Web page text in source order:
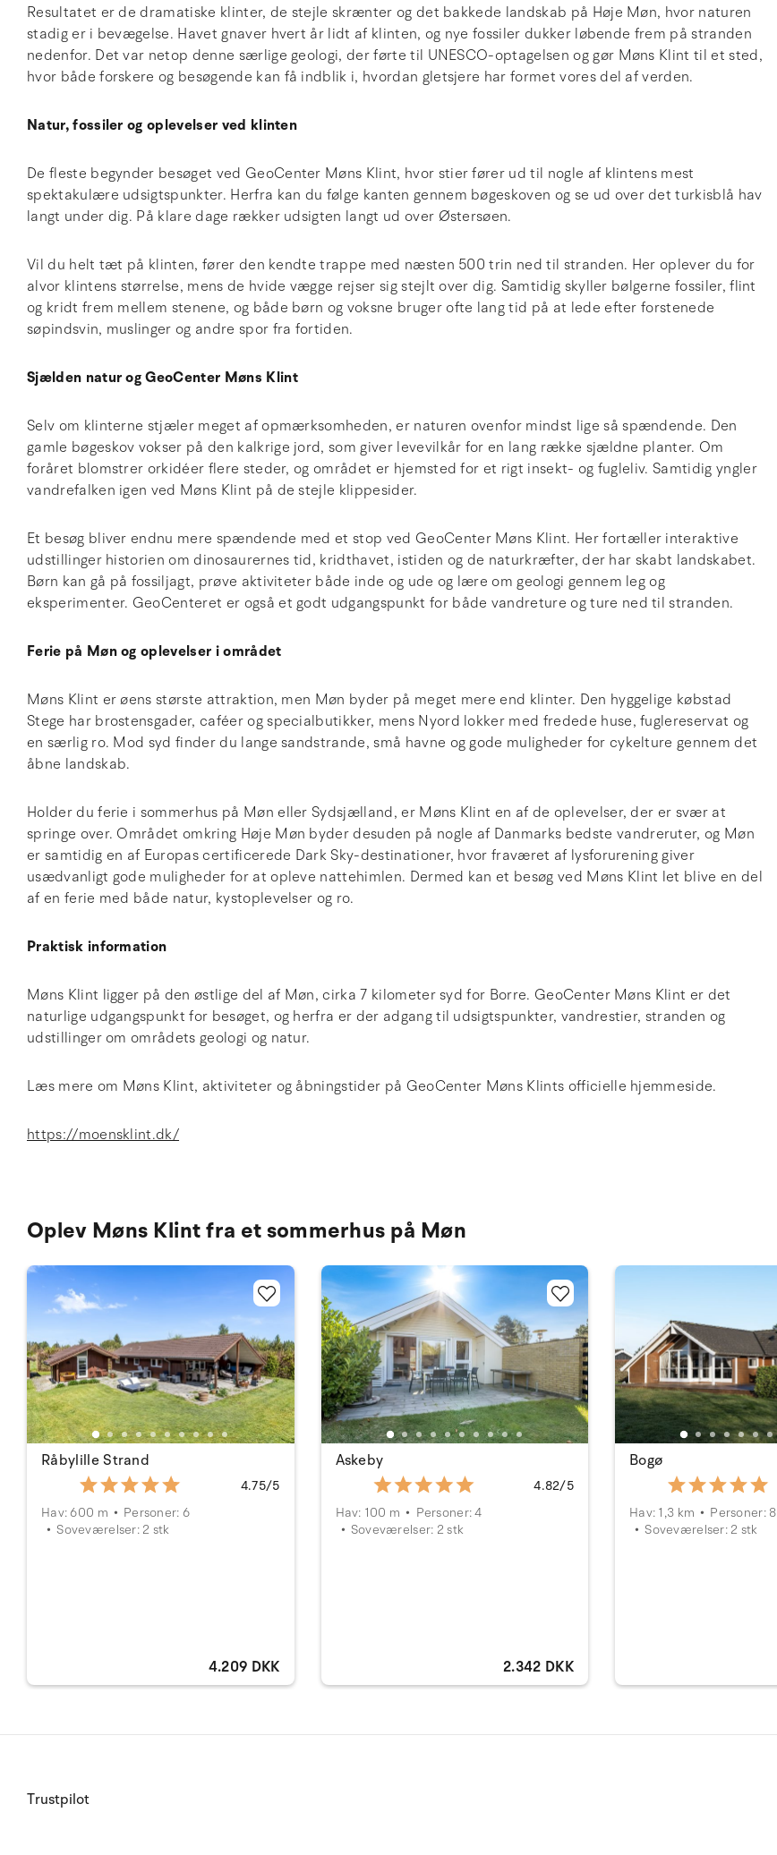
Resultatet er de dramatiske klinter, de stejle skrænter og det bakkede landskab på Høje Møn, hvor naturen
stadig er i bevægelse. Havet gnaver hvert år lidt af klinten, og nye fossiler dukker løbende frem på stranden
nedenfor. Det var netop denne særlige geologi, der førte til UNESCO-optagelsen og gør Møns Klint til et sted,
hvor både forskere og besøgende kan få indblik i, hvordan gletsjere har formet vores del af verden.
Natur, fossiler og oplevelser ved klinten
De fleste begynder besøget ved GeoCenter Møns Klint, hvor stier fører ud til nogle af klintens mest
spektakulære udsigtspunkter. Herfra kan du følge kanten gennem bøgeskoven og se ud over det turkisblå hav
langt under dig. På klare dage rækker udsigten langt ud over Østersøen.
Vil du helt tæt på klinten, fører den kendte trappe med næsten 500 trin ned til stranden. Her oplever du for
alvor klintens størrelse, mens de hvide vægge rejser sig stejlt over dig. Samtidig skyller bølgerne fossiler, flint
og kridt frem mellem stenene, og både børn og voksne bruger ofte lang tid på at lede efter forstenede
søpindsvin, muslinger og andre spor fra fortiden.
Sjælden natur og GeoCenter Møns Klint
Selv om klinterne stjæler meget af opmærksomheden, er naturen ovenfor mindst lige så spændende. Den
gamle bøgeskov vokser på den kalkrige jord, som giver levevilkår for en lang række sjældne planter. Om
foråret blomstrer orkidéer flere steder, og området er hjemsted for et rigt insekt- og fugleliv. Samtidig yngler
vandrefalken igen ved Møns Klint på de stejle klippesider.
Et besøg bliver endnu mere spændende med et stop ved GeoCenter Møns Klint. Her fortæller interaktive
udstillinger historien om dinosaurernes tid, kridthavet, istiden og de naturkræfter, der har skabt landskabet.
Børn kan gå på fossiljagt, prøve aktiviteter både inde og ude og lære om geologi gennem leg og
eksperimenter. GeoCenteret er også et godt udgangspunkt for både vandreture og ture ned til stranden.
Ferie på Møn og oplevelser i området
Møns Klint er øens største attraktion, men Møn byder på meget mere end klinter. Den hyggelige købstad
Stege har brostensgader, caféer og specialbutikker, mens Nyord lokker med fredede huse, fuglereservat og
en særlig ro. Mod syd finder du lange sandstrande, små havne og gode muligheder for cykelture gennem det
åbne landskab.
Holder du ferie i sommerhus på Møn eller Sydsjælland, er Møns Klint en af de oplevelser, der er svær at
springe over. Området omkring Høje Møn byder desuden på nogle af Danmarks bedste vandreruter, og Møn
er samtidig en af Europas certificerede Dark Sky-destinationer, hvor fraværet af lysforurening giver
usædvanligt gode muligheder for at opleve nattehimlen. Dermed kan et besøg ved Møns Klint let blive en del
af en ferie med både natur, kystoplevelser og ro.
Praktisk information
Møns Klint ligger på den østlige del af Møn, cirka 7 kilometer syd for Borre. GeoCenter Møns Klint er det
naturlige udgangspunkt for besøget, og herfra er der adgang til udsigtspunkter, vandrestier, stranden og
udstillinger om områdets geologi og natur.
Læs mere om Møns Klint, aktiviteter og åbningstider på GeoCenter Møns Klints officielle hjemmeside.
https://moensklint.dk/
Oplev Møns Klint fra et sommerhus på Møn
Råbylille Strand
4.75/5
Hav: 600 m
Personer: 6
Soveværelser: 2 stk
4.209 DKK
Askeby
4.82/5
Hav: 100 m
Personer: 4
Soveværelser: 2 stk
2.342 DKK
Bogø
Hav: 1,3 km
Personer: 8
Soveværelser: 2 stk
Trustpilot